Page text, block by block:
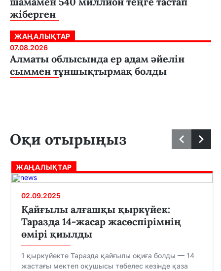
жіберген
ЖАҢАЛЫҚТАР
07.08.2026
Алматы облысында ер адам әйелін
сыммен тұншықтырмақ болды
Оқи отырыңыз
ЖАҢАЛЫҚТАР
02.09.2025
Қайғылы алғашқы қыркүйек:
Таразда 14-жасар жасөспірімнің
өмірі қиылды
1 қыркүйекте Таразда қайғылы оқиға болды — 14
жастағы мектеп оқушысы төбелес кезінде қаза